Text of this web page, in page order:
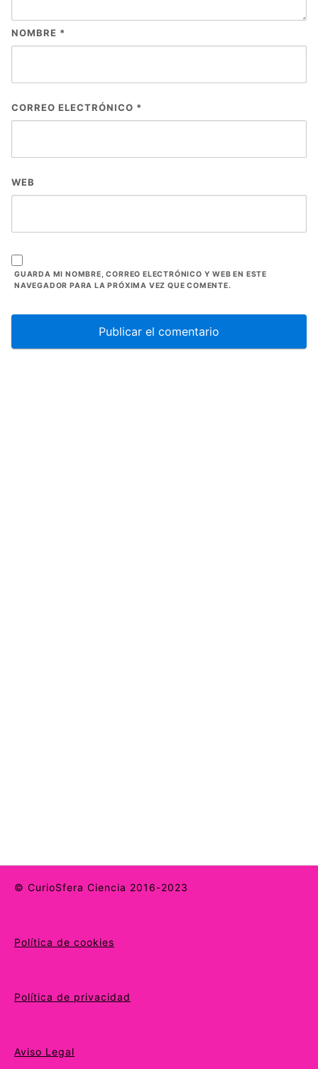
NOMBRE *
CORREO ELECTRÓNICO *
WEB
GUARDA MI NOMBRE, CORREO ELECTRÓNICO Y WEB EN ESTE
NAVEGADOR PARA LA PRÓXIMA VEZ QUE COMENTE.
© CurioSfera Ciencia 2016-2023
Política de cookies
Política de privacidad
Aviso Legal